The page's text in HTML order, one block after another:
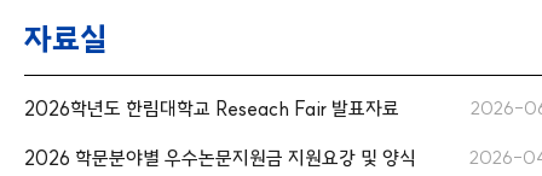
자료실
2026학년도 한림대학교 Reseach Fair 발표자료 2026-
2026 학문분야별 우수논문지원금 지원요강 및 양식 2026-